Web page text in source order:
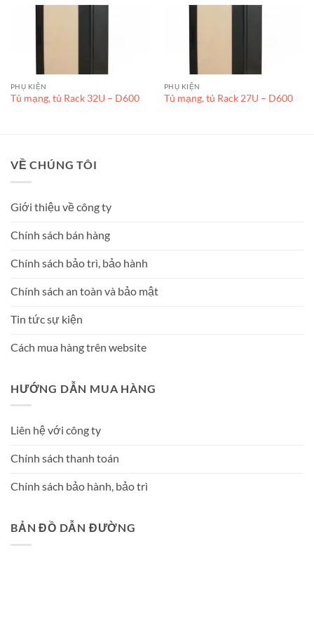
PHỤ KIỆN
Tủ mạng, tủ Rack 32U – D600
PHỤ KIỆN
Tủ mạng, tủ Rack 27U – D600
VỀ CHÚNG TÔI
Giới thiệu về công ty
Chính sách bán hàng
Chính sách bảo trì, bảo hành
Chính sách an toàn và bảo mật
Tin tức sự kiện
Cách mua hàng trên website
HƯỚNG DẪN MUA HÀNG
Liên hệ với công ty
Chính sách thanh toán
Chính sách bảo hành, bảo trì
BẢN ĐỒ DẪN ĐƯỜNG